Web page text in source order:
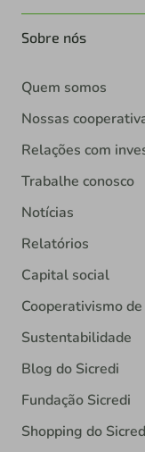
Sobre nós
Quem somos
Nossas
Relações com
Trabalhe conosco
Notícias
Relatórios
Capital social
Cooperativismo
Sustentabilidade
Blog do Sicredi
Fundação Sicredi
Shopping do